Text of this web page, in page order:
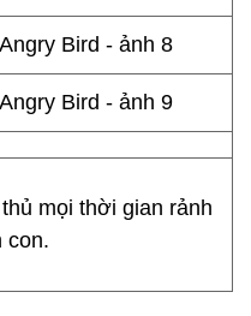
mọi thời gian rảnh
con.